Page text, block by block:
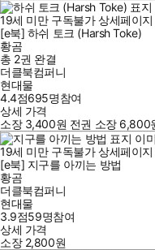
19세 미만 구독불가 상세페이
[e북] 하쉬 토크 (Harsh Toke)
황곰
총 2권 완결
더클북컴퍼니
현대물
4.4점695명참여
상세 가격
소장 3,400원 전권 소장 6,800
19세 미만 구독불가 상세페이
[e북] 지구를 아끼는 방법
황곰
더클북컴퍼니
현대물
3.9점59명참여
상세 가격
소장 2,800원